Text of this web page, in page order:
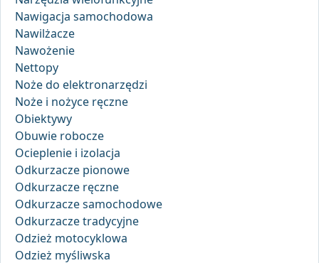
Nawigacja samochodowa
Nawilżacze
Nawożenie
Nettopy
Noże do elektronarzędzi
Noże i nożyce ręczne
Obiektywy
Obuwie robocze
Ocieplenie i izolacja
Odkurzacze pionowe
Odkurzacze ręczne
Odkurzacze samochodowe
Odkurzacze tradycyjne
Odzież motocyklowa
Odzież myśliwska